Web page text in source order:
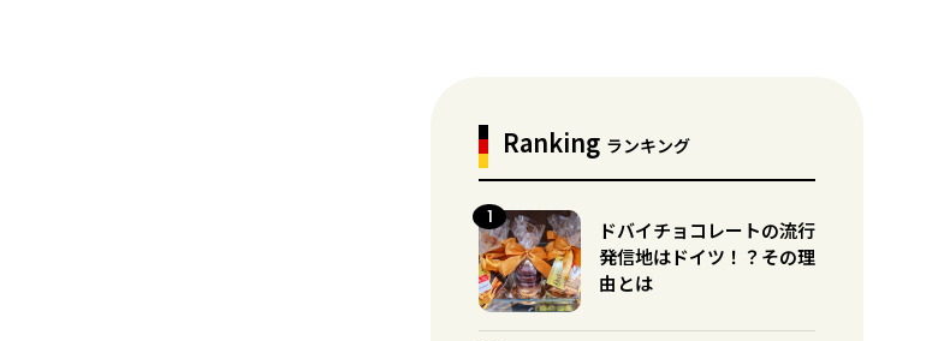
Ranking ランキング
ドバイチョコレートの流行
発信地はドイツ！？その理
由とは